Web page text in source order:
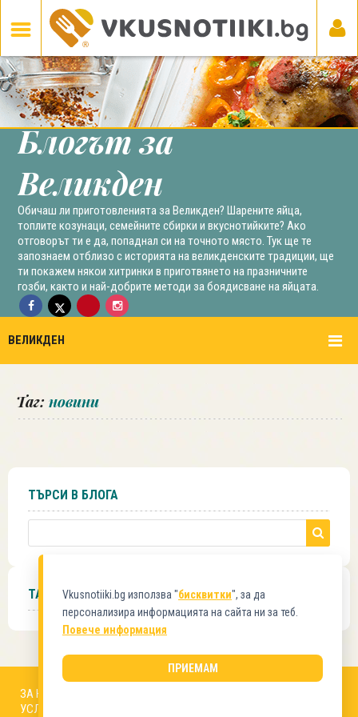
Блогът за
Великден
Обичаш ли приготовленията за Великден? Шарените яйца,
топлите козунаци, семейните сбирки и вкуснотийките? Ако
отговорът ти е да, попаднал си на точното място. Тук ще те
запознаем отблизо с историята на великденските традиции, ще
ти покажем някои хитринки в приготвянето на празничните
гозби, както и най-добрите методи за боядисване на яйцата.
ВЕЛИКДЕН
Таг: новини
ТЪРСИ В БЛОГА
ТАГОВЕ
ЗА НАС
УСЛОВИЯ ЗА ПОЛЗВАНЕ
Vkusnotiiki.bg използва "бисквитки", за да
персонализира информацията на сайта ни за теб.
Повече информация
ПРИЕМАМ